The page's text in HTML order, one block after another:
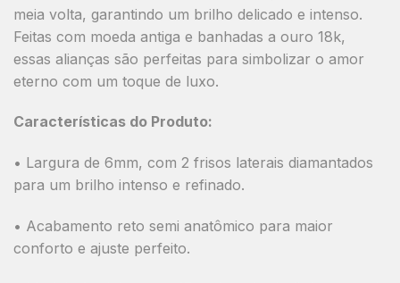
meia volta, garantindo um brilho delicado e intenso.
Feitas com moeda antiga e banhadas a ouro 18k,
essas alianças são perfeitas para simbolizar o amor
eterno com um toque de luxo.
Características do Produto:
• Largura de 6mm, com 2 frisos laterais diamantados
para um brilho intenso e refinado.
• Acabamento reto semi anatômico para maior
conforto e ajuste perfeito.